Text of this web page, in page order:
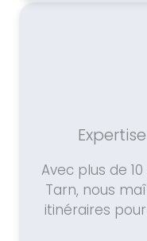
Avec plus de
Tarn, nous
itinéraires